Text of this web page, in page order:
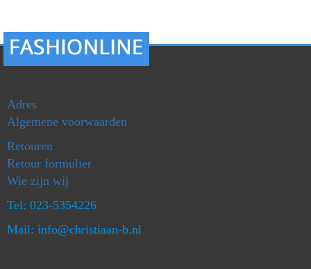
Adres
Algemene voorwaarden
Retouren
Retour formulier
Wie zijn wij
Tel: 023-5354226
Mail: info@christiaan-b.nl